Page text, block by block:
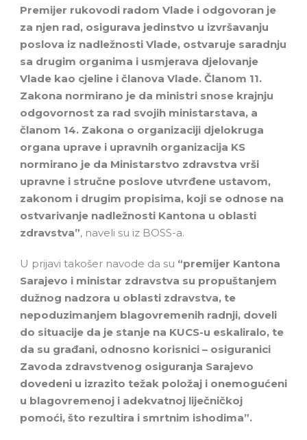
Premijer rukovodi radom Vlade i odgovoran je
za njen rad, osigurava jedinstvo u izvršavanju
poslova iz nadležnosti Vlade, ostvaruje saradnju
sa drugim organima i usmjerava djelovanje
Vlade kao cjeline i članova Vlade. Članom 11.
Zakona normirano je da ministri snose krajnju
odgovornost za rad svojih ministarstava, a
članom 14. Zakona o organizaciji djelokruga
organa uprave i upravnih organizacija KS
normirano je da Ministarstvo zdravstva vrši
upravne i stručne poslove utvrđene ustavom,
zakonom i drugim propisima, koji se odnose na
ostvarivanje nadležnosti Kantona u oblasti
zdravstva”, naveli su iz BOSS-a.
U prijavi takošer navode da su “premijer Kantona
Sarajevo i ministar zdravstva su propuštanjem
dužnog nadzora u oblasti zdravstva, te
nepoduzimanjem blagovremenih radnji, doveli
do situacije da je stanje na KUCS-u eskaliralo, te
da su građani, odnosno korisnici – osiguranici
Zavoda zdravstvenog osiguranja Sarajevo
dovedeni u izrazito težak položaj i onemogućeni
u blagovremenoj i adekvatnoj liječničkoj
pomoći, što rezultira i smrtnim ishodima”.